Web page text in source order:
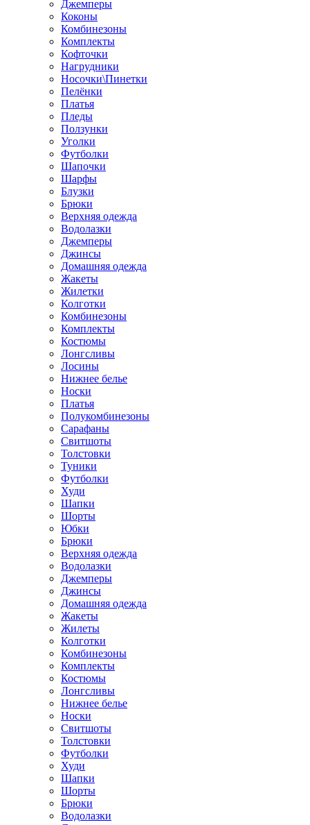
Джемперы
Коконы
Комбинезоны
Комплекты
Кофточки
Нагрудники
Носочки\Пинетки
Пелёнки
Платья
Пледы
Ползунки
Уголки
Футболки
Шапочки
Шарфы
Блузки
Брюки
Верхняя одежда
Водолазки
Джемперы
Джинсы
Домашняя одежда
Жакеты
Жилетки
Колготки
Комбинезоны
Комплекты
Костюмы
Лонгсливы
Лосины
Нижнее белье
Носки
Платья
Полукомбинезоны
Сарафаны
Свитшоты
Толстовки
Туники
Футболки
Худи
Шапки
Шорты
Юбки
Брюки
Верхняя одежда
Водолазки
Джемперы
Джинсы
Домашняя одежда
Жакеты
Жилеты
Колготки
Комбинезоны
Комплекты
Костюмы
Лонгсливы
Нижнее белье
Носки
Свитшоты
Толстовки
Футболки
Худи
Шапки
Шорты
Брюки
Водолазки